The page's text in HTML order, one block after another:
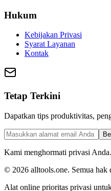
Hukum
Kebijakan Privasi
Syarat Layanan
Kontak
Tetap Terkini
Dapatkan tips produktivitas,
Kami menghormati privasi
© 2026 alltools.one. Semua hak
Alat online prioritas privasi